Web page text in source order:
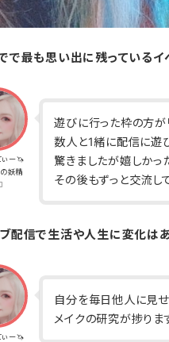
で最も思い出に残っているイ
ぃー🦄
妖精
遊びに行った枠の方が
数人と1緒に配信に遊
驚きましたが嬉しかっ
その後もずっと交流し
配信で生活や人生に変化はあ
ぃー🦄
自分を毎日他人に見せ
メイクの研究が捗りま